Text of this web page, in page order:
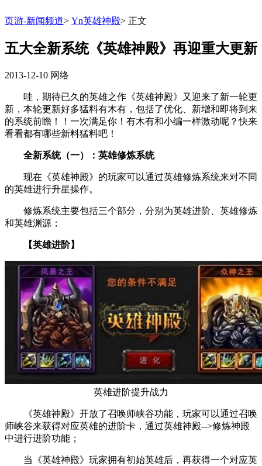
页游-新闻频道> Yn英雄神殿> 正文
五大全新系统《英雄神殿》再迎重大更新
2013-12-10 网络
哇，期待已久的英雄之作《英雄神殿》又迎来了新一轮更
新，本轮更新好多猛料有木有，包括了优化、新增和即将到来
的系统前瞻！！一次满足你！有木有和小编一样激动呢？快来
看看都有哪些新料猛料吧！
全新系统（一）：英雄修炼系统
现在《英雄神殿》的玩家可以通过英雄修炼系统来对不同
的英雄进行升星操作。
修炼系统主要包括三个部分，分别为英雄进阶、英雄修炼
和英雄渊源；
【英雄进阶】
英雄进阶提升战力
《英雄神殿》开放了召唤师峡谷功能，玩家可以通过召唤
师峡谷来获得对应英雄的进阶卡，通过英雄神殿-->修炼神殿
中进行进阶功能；
当《英雄神殿》玩家拥有初始英雄后，再获得一个对应英